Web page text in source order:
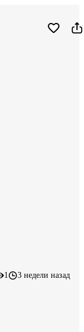
1 3 недели назад